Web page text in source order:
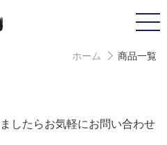
ホーム 商品一覧
したらお気軽にお問い合わせ